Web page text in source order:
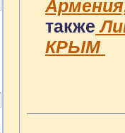
также
КРЫМ